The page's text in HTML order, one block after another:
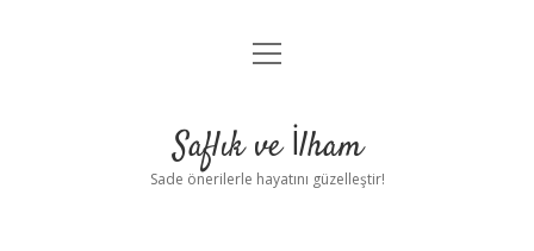
Anasayfa
Yasal Uyarı
menüyü
Saflık ve İlham
Sade önerilerle hayatını güzelleştir!